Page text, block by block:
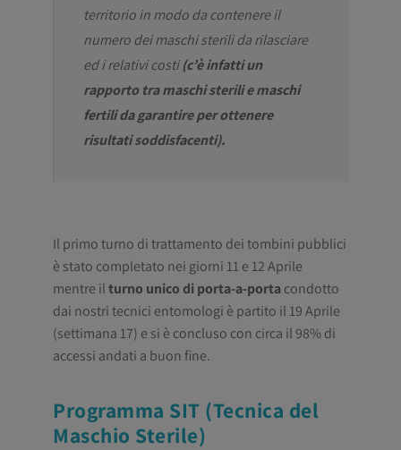
territorio in modo da contenere il
numero dei maschi sterili da rilasciare
ed i relativi costi(c’è infatti un
rapporto tra maschi sterili e maschi
fertili da garantire per ottenere
risultati soddisfacenti).
Il primo turno di trattamento dei tombini pubblici
è stato completato nei giorni 11 e 12 Aprile
mentre ilturno unico di porta-a-portacondotto
dai nostri tecnici entomologi è partito il 19 Aprile
(settimana 17) e si è concluso con circa il 98% di
accessi andati a buon fine.
Programma SIT (Tecnica del
Maschio Sterile)